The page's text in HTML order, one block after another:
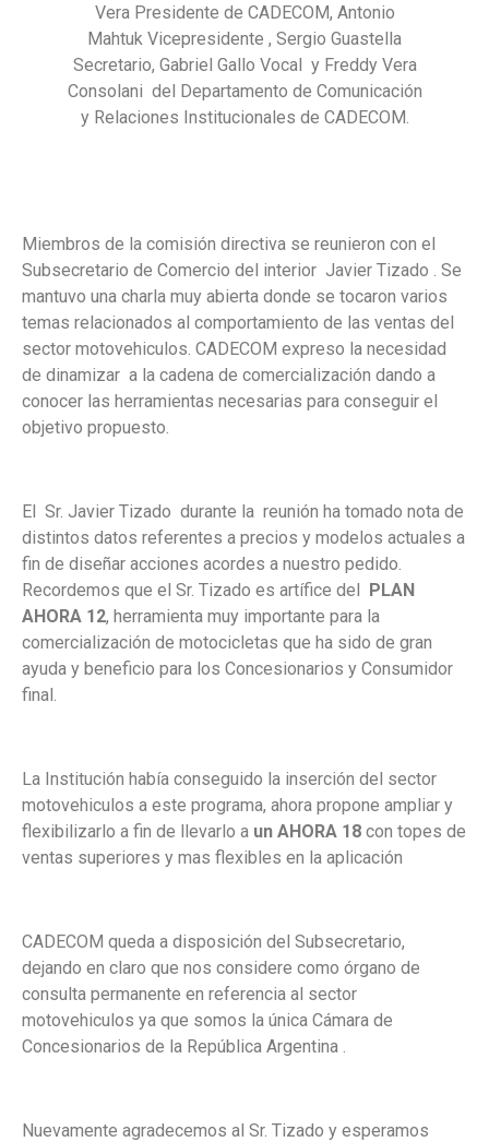
Vera Presidente de CADECOM, Antonio
Mahtuk Vicepresidente , Sergio Guastella
Secretario, Gabriel Gallo Vocal y Freddy Vera
Consolani del Departamento de Comunicación
y Relaciones Institucionales de CADECOM.
Miembros de la comisión directiva se reunieron con el
Subsecretario de Comercio del interior Javier Tizado . Se
mantuvo una charla muy abierta donde se tocaron varios
temas relacionados al comportamiento de las ventas del
sector motovehiculos. CADECOM expreso la necesidad
de dinamizar a la cadena de comercialización dando a
conocer las herramientas necesarias para conseguir el
objetivo propuesto.
El Sr. Javier Tizado durante la reunión ha tomado nota de
distintos datos referentes a precios y modelos actuales a
fin de diseñar acciones acordes a nuestro pedido.
Recordemos que el Sr. Tizado es artífice del
PLAN
AHORA 12, herramienta muy importante para la
comercialización de motocicletas que ha sido de gran
ayuda y beneficio para los Concesionarios y Consumidor
final.
La Institución había conseguido la inserción del sector
motovehiculos a este programa, ahora propone ampliar y
flexibilizarlo a fin de llevarlo a un AHORA 18 con topes de
ventas superiores y mas flexibles en la aplicación
CADECOM queda a disposición del Subsecretario,
dejando en claro que nos considere como órgano de
consulta permanente en referencia al sector
motovehiculos ya que somos la única Cámara de
Concesionarios de la República Argentina .
Nuevamente agradecemos al Sr. Tizado y esperamos